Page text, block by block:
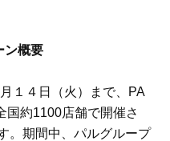
ン概要
１４日（火）まで、PA
国約1100店舗で開催さ
。期間中、パルグループ